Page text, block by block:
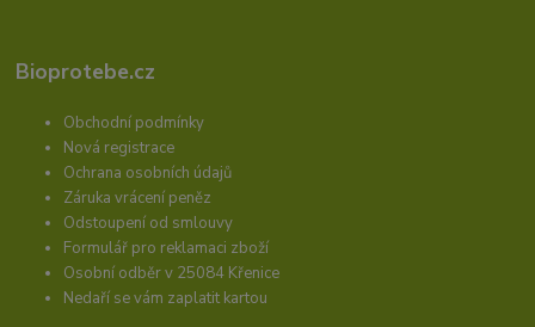
Bioprotebe.cz
Obchodní podmínky
Nová registrace
Ochrana osobních údajů
Záruka vrácení peněz
Odstoupení od smlouvy
Formulář pro reklamaci zboží
Osobní odběr v 25084 Křenice
Nedaří se vám zaplatit kartou